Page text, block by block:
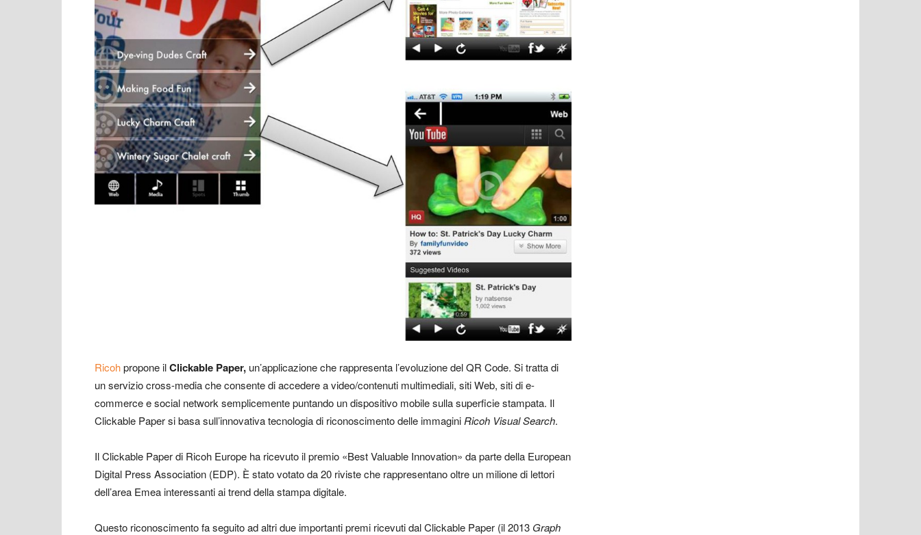
Ricohpropone ilClickable Paper, un’applicazione che rappresenta l’evoluzione del QR Code. Si tratta di
un servizio cross-media che consente di accedere a video/contenuti multimediali, siti Web, siti di e-
commerce e social network semplicemente puntando un dispositivo mobile sulla superficie stampata. Il
Clickable Paper si basa sull’innovativa tecnologia di riconoscimento delle immagini Ricoh Visual Search.
Il Clickable Paper di Ricoh Europe ha ricevuto il premio «Best Valuable Innovation» da parte della European
Digital Press Association (EDP). È stato votato da 20 riviste che rappresentano oltre un milione di lettori
dell’area Emea interessanti ai trend della stampa digitale.
Questo riconoscimento fa seguito ad altri due importanti premi ricevuti dal Clickable Paper (il 2013 Graph